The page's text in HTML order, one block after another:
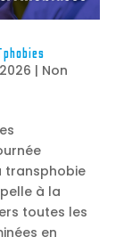
| Non
transphobie
à la
toutes les
en